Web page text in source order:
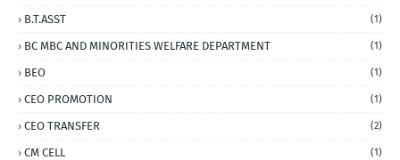
B.T.ASST (1)
BC MBC AND MINORITIES WELFARE DEPARTMENT (1)
BEO (1)
CEO PROMOTION (1)
CEO TRANSFER (2)
CM CELL (1)